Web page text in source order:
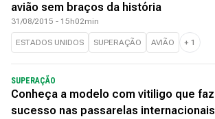
avião sem braços da história
31/08/2015 - 15h02min
ESTADOS UNIDOS SUPERAÇÃO AVIÃO + 1
SUPERAÇÃO
Conheça a modelo com vitiligo que faz
sucesso nas passarelas internacionais